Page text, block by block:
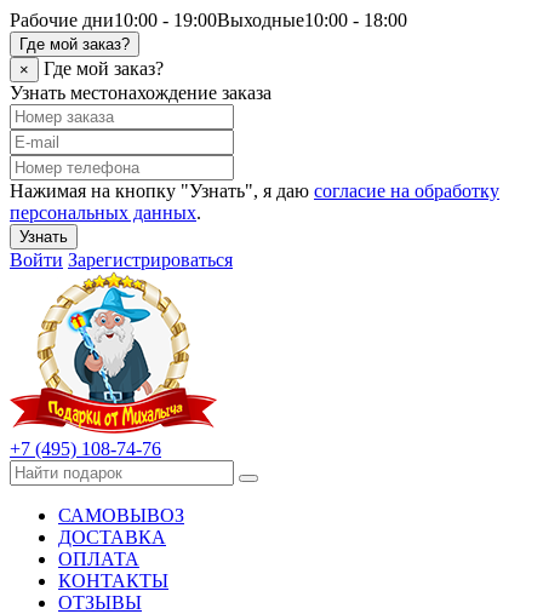
Рабочие дни10:00 - 19:00Выходные10:00 - 18:00
Где мой заказ?
×
Где мой заказ?
Узнать местонахождение заказа
Нажимая на кнопку "Узнать", я даю согласие на обработку
персональных данных.
Узнать
Войти Зарегистрироваться
+7 (495) 108-74-76
САМОВЫВОЗ
ДОСТАВКА
ОПЛАТА
КОНТАКТЫ
ОТЗЫВЫ